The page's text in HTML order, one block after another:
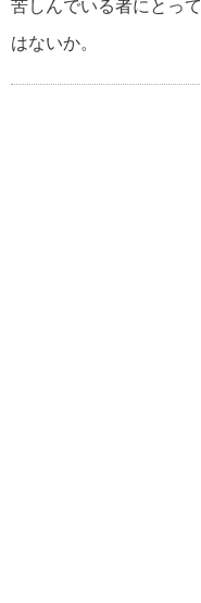
松下幸之助の名言・格
苦しんでいる者にとっ
はないか。